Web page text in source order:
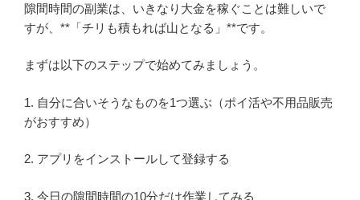
隙間時間の副業は、いきなり大金を稼ぐことは難しいで
すが、**「チリも積もれば山となる」**です。
まずは以下のステップで始めてみましょう。
1. 自分に合いそうなものを1つ選ぶ（ポイ活や不用品販売
がおすすめ）
2. アプリをインストールして登録する
3. 今日の隙間時間の10分だけ作業してみる